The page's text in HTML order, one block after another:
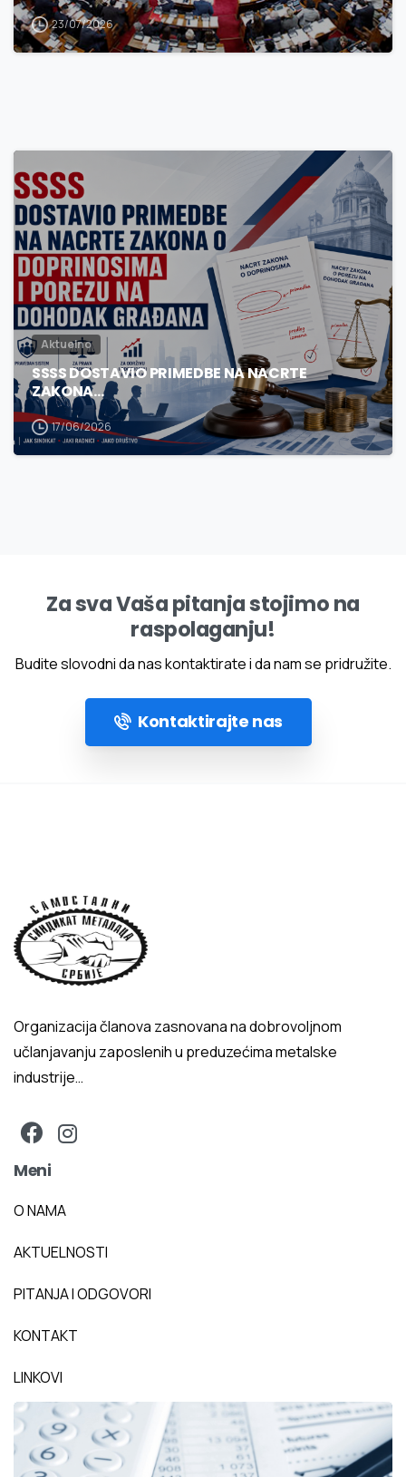
23/07/2026
3 0
Aktuelno
SSSS DOSTAVIO PRIMEDBE NA NACRTE
ZAKONA…
17/06/2026
Za sva Vaša pitanja stojimo na
raspolaganju!
Budite slovodni da nas kontaktirate i da nam se pridružite.
Kontaktirajte nas
Organizacija članova zasnovana na dobrovoljnom
učlanjavanju zaposlenih u preduzećima metalske
industrije…
Meni
O NAMA
AKTUELNOSTI
PITANJA I ODGOVORI
KONTAKT
LINKOVI